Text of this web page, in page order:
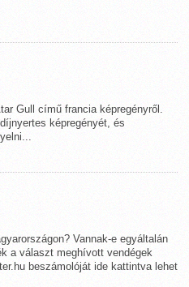
Gull című francia képregényről.
képregényét, és
Vannak-e egyáltalán
a választ meghívott vendégek
beszámolóját ide kattintva lehet